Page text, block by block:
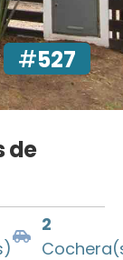
#527
de
2